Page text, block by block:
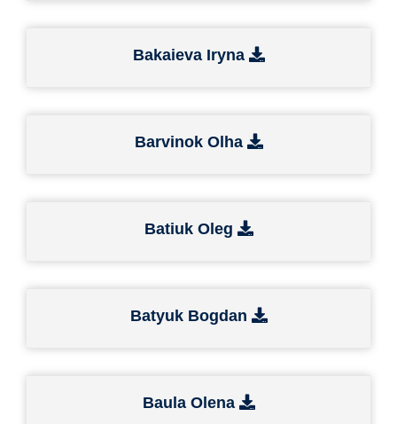
Bakaieva Iryna
Barvinok Olha
Batiuk Oleg
Batyuk Bogdan
Baula Olena